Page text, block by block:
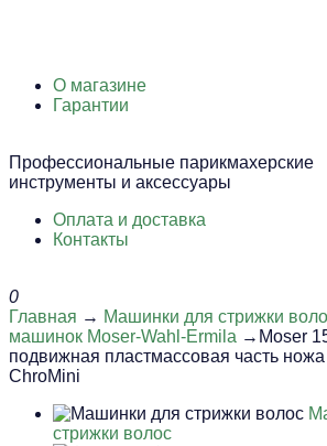
О магазине
Гарантии
Профессиональные парикмахерские
инструменты и аксессуары
Оплата и доставка
Контакты
0
Главная → Машинки для стрижки
машинок Moser-Wahl-Ermila →Moser
подвижная пластмассовая часть
ChroMini
стрижки волос